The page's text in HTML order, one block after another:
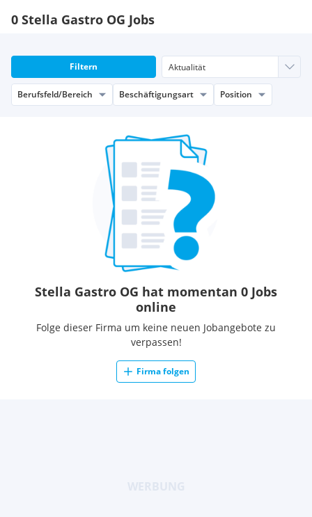
0 Stella Gastro OG Jobs
Filtern
Berufsfeld/Bereich Beschäftigungsart Position
Stella Gastro OG hat momentan 0 Jobs
online
Folge dieser Firma um keine neuen Jobangebote zu
verpassen!
Firma folgen